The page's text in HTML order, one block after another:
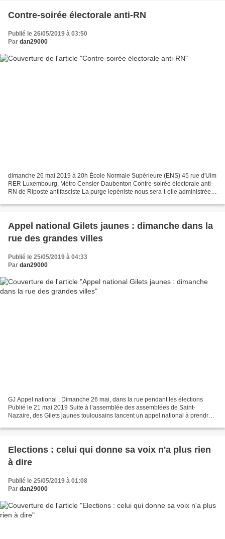
Contre-soirée électorale anti-RN
Publié le 26/05/2019 à 03:50
Par dan29000
dimanche 26 mai 2019 à 20h École Normale Supérieure (ENS) 45 rue d'Ulm
RER Luxembourg, Métro Censier-Daubenton Contre-soirée électorale anti-
RN de Riposte antifasciste La purge lepéniste nous sera-t-elle administrée
Appel national Gilets jaunes : dimanche dans la
rue des grandes villes
Publié le 25/05/2019 à 04:33
Par dan29000
GJ Appel national : Dimanche 26 mai, dans la rue pendant les élections
Publié le 21 mai 2019 Suite à l’assemblée des assemblées de Saint-
Nazaire, des Gilets jaunes toulousains lancent un appel national à prendre
Elections : celui qui donne sa voix n'a plus rien
à dire
Publié le 25/05/2019 à 01:08
Par dan29000